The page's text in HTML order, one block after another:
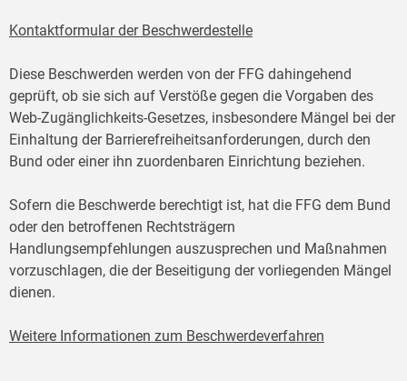
Kontaktformular der Beschwerdestelle
Diese Beschwerden werden von der FFG dahingehend
geprüft, ob sie sich auf Verstöße gegen die Vorgaben des
Web-Zugänglichkeits-Gesetzes, insbesondere Mängel bei der
Einhaltung der Barrierefreiheitsanforderungen, durch den
Bund oder einer ihn zuordenbaren Einrichtung beziehen.
Sofern die Beschwerde berechtigt ist, hat die FFG dem Bund
oder den betroffenen Rechtsträgern
Handlungsempfehlungen auszusprechen und Maßnahmen
vorzuschlagen, die der Beseitigung der vorliegenden Mängel
dienen.
Weitere Informationen zum Beschwerdeverfahren